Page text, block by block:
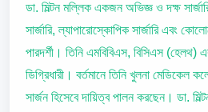
ডা. মিল্টন মল্লিক একজন অভিজ্ঞ ও দক্ষ
সার্জারি, ল্যাপারোস্কোপিক সার্জারি এবং
পারদর্শী। তিনি এমবিবিএস, বিসিএস (হেলথ)
ডিগ্রিধারী। বর্তমানে তিনি খুলনা মেডিকেল
সার্জন হিসেবে দায়িত্ব পালন করছেন। ডা.